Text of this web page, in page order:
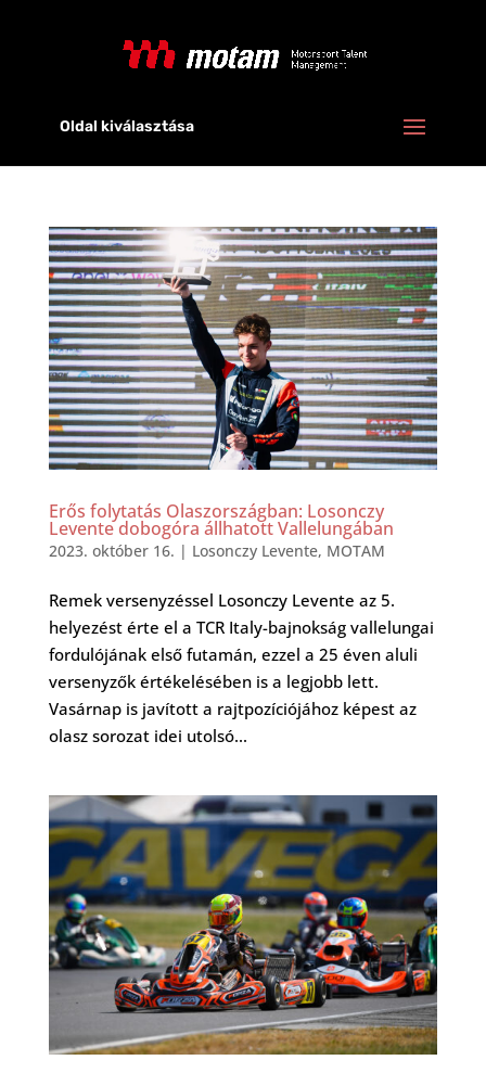
Oldal kiválasztása
Erős folytatás Olaszországban: Losonczy
Levente dobogóra állhatott Vallelungában
2023. október 16. | Losonczy Levente, MOTAM
Remek versenyzéssel Losonczy Levente az 5.
helyezést érte el a TCR Italy-bajnokság vallelungai
fordulójának első futamán, ezzel a 25 éven aluli
versenyzők értékelésében is a legjobb lett.
Vasárnap is javított a rajtpozíciójához képest az
olasz sorozat idei utolsó...